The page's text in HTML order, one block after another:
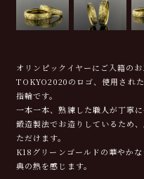
オリンピックイヤーにご入籍のお
TOKYO2020のロゴ、使用され
指輪です。
一本一本、熟練した職人が丁寧
鍛造製法でお造りしているため
ただけます。
K18グリーンゴールドの華やか
典の熱を感じます。